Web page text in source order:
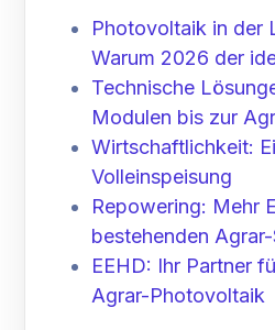
Photovoltaik in der
Warum 2026 der
Technische
Modulen bis zur
Wirtschaftlichkeit:
Volleinspeisung
Repowering: Mehr
bestehenden
EEHD: Ihr Partner
Agrar-Photovoltaik